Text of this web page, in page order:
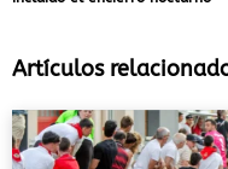
Artículos